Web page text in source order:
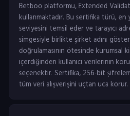
Betboo platformu, Extended
kullanmaktadır. Bu sertifika türü, en
seviyesini temsil eder ve tarayıcı
simgesiyle birlikte şirket adını
doğrulamasının ötesinde kurumsal
içerdiğinden kullanıcı verilerinin
seçenektir. Sertifika, 256-bit
tüm veri alışverişini uçtan uca korur.